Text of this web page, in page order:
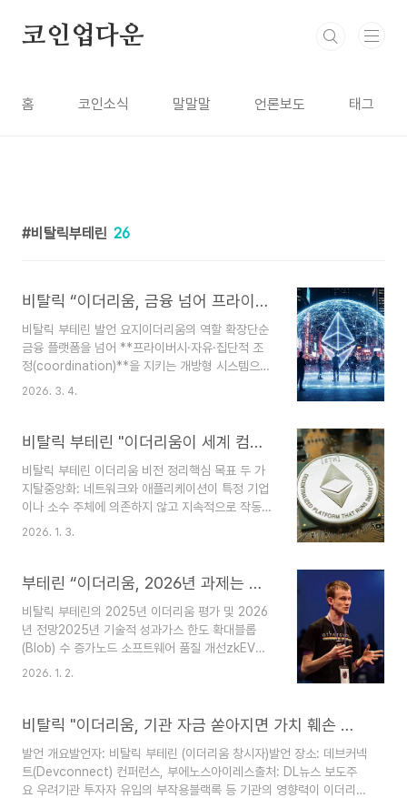
코인업다운
홈 코인소식 말말말 언론보도 태그
비탈릭부테린 26
비탈릭 “이더리움, 금융 넘어 프라이버시·자유 지키는 ‘피난처 기술’ 돼야”
비탈릭 부테린 발언 요지이더리움의 역할 확장단순
금융 플랫폼을 넘어 **프라이버시·자유·집단적 조
정(coordination)**을 지키는 개방형 시스템으로
발전해야 한다고 강조.정부·기업의 감시, 지정학적
technologies)’ 개념중앙화된 권력에 의존하지 않
으로부터 보호.이더리움이 지금까지 직접적으로 큰
역할을 해온 것은 아니지만, 최근 논의가 사회·기술
적 회복력 기여 방향으로 이동.금융 자율성 vs. 더
넓은 가치금융 자율성은 여전히 핵심 가치.그러나
2026. 3. 4.
비탈릭 부테린 "이더리움이 세계 컴퓨터 되려면 두 가지 과제 충족해야"
비탈릭 부테린 이더리움 비전 정리핵심 목표 두 가
지탈중앙화: 네트워크와 애플리케이션이 특정 기업
이나 소수 주체에 의존하지 않고 지속적으로 작동해
야 함.사용자가 직접 노드를 운영할 수 있어야 함.검
도록 개선 필요.지갑 관리, 키 보관, 트랜잭션 처리
않는 방향으로 발전해야 함.균형의 과제탈중앙화 강
화 → 사용성 저하 가능성.사용성 강화 → 중앙화
위험 증가 가능성.두 목표 간 균형을 맞추는 것이 이
더리움의 핵심 과제.현재 성과와 한계확장성 및 프
워크 성격과 방향..
2026. 1. 3.
부테린 “이더리움, 2026년 과제는 탈중앙화”
비탈릭 부테린의 2025년 이더리움 평가 및 2026
년 전망2025년 기술적 성과가스 한도 확대블롭
(Blob) 수 증가노드 소프트웨어 품질 개선zkEVM
성능 도약피어DAS와 zkEVM을 통한 새로운 형태
가장 큰 발걸음”그러나 목표 달성을 위해 더 많은
노력이 필요하다고 강조단기 유행(토큰화 달러, 밈
코인 등)을 쫓는 것이 목표가 아님을 분명히 함이더
리움의 핵심 사명“더 자유롭고 개방된 인터넷을 떠
받치는 중앙 인프라”검열·사기·제3자 개입 없는 탈
2026. 1. 2.
비탈릭 "이더리움, 기관 자금 쏟아지면 가치 훼손 우려"
발언 개요발언자: 비탈릭 부테린 (이더리움 창시자)발언 장소: 데브커넥
트(Devconnect) 컨퍼런스, 부에노스아이레스출처: DL뉴스 보도주
요 우려기관 투자자 유입의 부작용블랙록 등 기관의 영향력이 이더리움